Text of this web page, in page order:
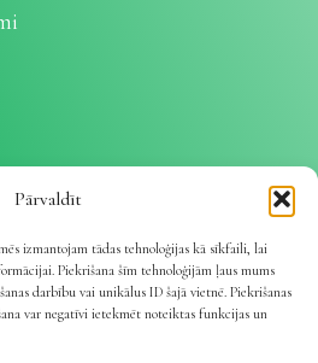
Pārvaldīt
izmantojam tādas tehnoloģijas kā sīkfaili, lai
Piekrišana šīm tehnoloģijām ļaus mums
darbību vai unikālus ID šajā vietnē. Piekrišanas
var negatīvi ietekmēt noteiktas funkcijas un